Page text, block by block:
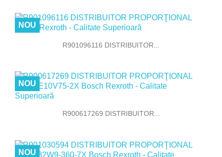
R901096116 DISTRIBUITOR...
NOU
R900617269 DISTRIBUITOR...
NOU
NOU